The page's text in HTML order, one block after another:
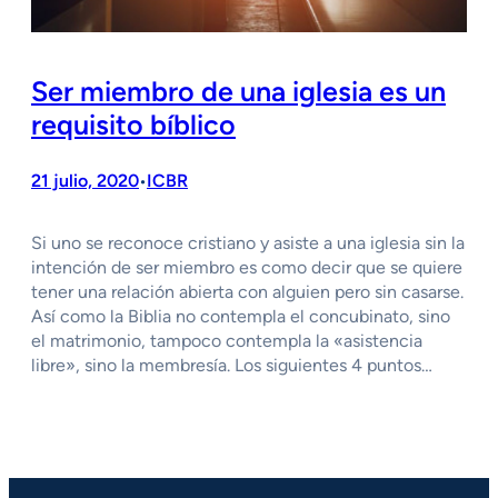
Ser miembro de una iglesia es un
requisito bíblico
21 julio, 2020•ICBR
Si uno se reconoce cristiano y asiste a una iglesia sin la
intención de ser miembro es como decir que se quiere
tener una relación abierta con alguien pero sin casarse.
Así como la Biblia no contempla el concubinato, sino
el matrimonio, tampoco contempla la «asistencia
libre», sino la membresía. Los siguientes 4 puntos…